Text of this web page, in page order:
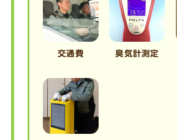
交通費 臭気計測定